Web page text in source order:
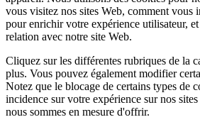
vous visitez nos sites Web, comment vous
pour enrichir votre expérience utilisateur,
relation avec notre site Web.
Cliquez sur les différentes rubriques de la
plus. Vous pouvez également modifier
Notez que le blocage de certains types de
incidence sur votre expérience sur nos
nous sommes en mesure d'offrir.